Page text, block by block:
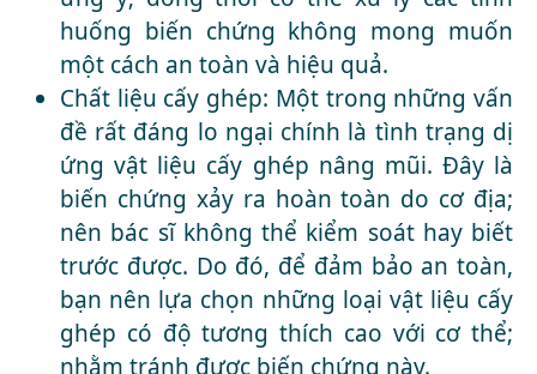
huống biến chứng không mong muốn
một cách an toàn và hiệu quả.
Chất liệu cấy ghép: Một trong những vấn
đề rất đáng lo ngại chính là tình trạng dị
ứng vật liệu cấy ghép nâng mũi. Đây là
biến chứng xảy ra hoàn toàn do cơ địa;
nên bác sĩ không thể kiểm soát hay biết
trước được. Do đó, để đảm bảo an toàn,
bạn nên lựa chọn những loại vật liệu cấy
ghép có độ tương thích cao với cơ thể;
nhằm tránh được biến chứng này.